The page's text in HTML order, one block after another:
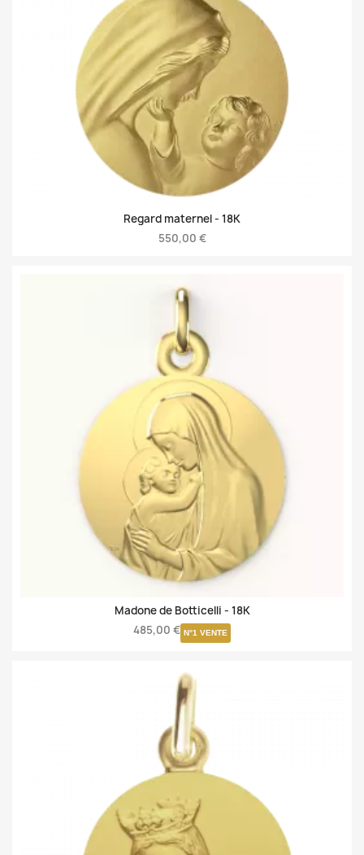
Regard maternel - 18K
550,00 €
Madone de Botticelli - 18K
485,00 € N°1 VENTE